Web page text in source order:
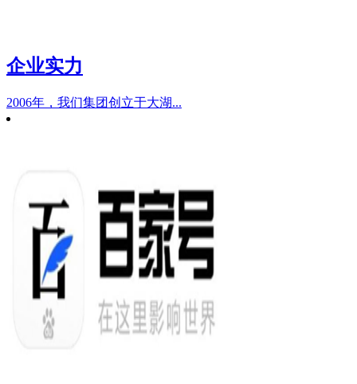
企业实力
2006年，我们集团创立于大湖...